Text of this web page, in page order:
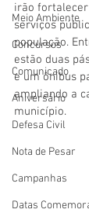
Meio Ambiente
Concursos
Comunicado
Aniversário
Defesa Civil
Nota de Pesar
Campanhas
Datas
irão
serviços
população.
estão duas
e um ônibus
ampliando a
município.